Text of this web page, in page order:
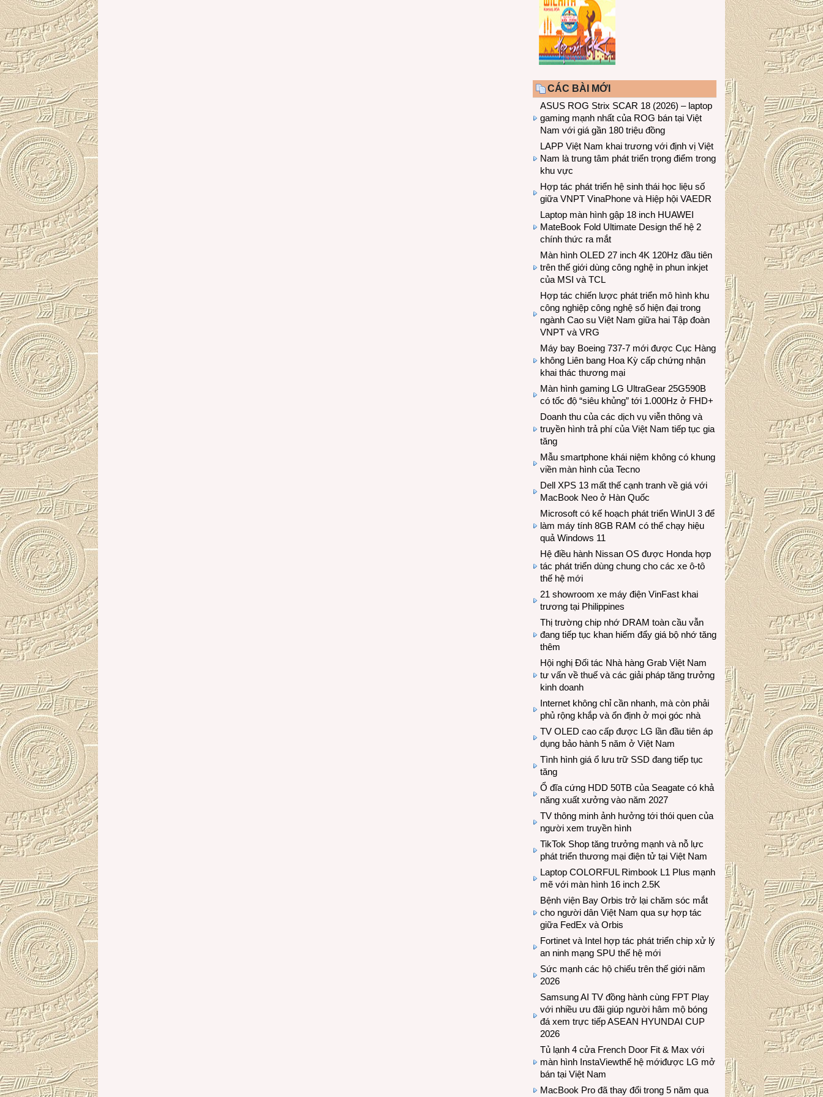
CÁC BÀI MỚI
ASUS ROG Strix SCAR 18 (2026) – laptop
gaming mạnh nhất của ROG bán tại Việt
Nam với giá gần 180 triệu đồng
LAPP Việt Nam khai trương với định vị Việt
Nam là trung tâm phát triển trọng điểm trong
khu vực
Hợp tác phát triển hệ sinh thái học liệu số
giữa VNPT VinaPhone và Hiệp hội VAEDR
Laptop màn hình gập 18 inch HUAWEI
MateBook Fold Ultimate Design thế hệ 2
chính thức ra mắt
Màn hình OLED 27 inch 4K 120Hz đầu tiên
trên thế giới dùng công nghệ in phun inkjet
của MSI và TCL
Hợp tác chiến lược phát triển mô hình khu
công nghiệp công nghệ số hiện đại trong
ngành Cao su Việt Nam giữa hai Tập đoàn
VNPT và VRG
Máy bay Boeing 737-7 mới được Cục Hàng
không Liên bang Hoa Kỳ cấp chứng nhận
khai thác thương mại
Màn hình gaming LG UltraGear 25G590B
có tốc độ “siêu khủng” tới 1.000Hz ở FHD+
Doanh thu của các dịch vụ viễn thông và
truyền hình trả phí của Việt Nam tiếp tục gia
tăng
Mẫu smartphone khái niệm không có khung
viền màn hình của Tecno
Dell XPS 13 mất thế cạnh tranh về giá với
MacBook Neo ở Hàn Quốc
Microsoft có kế hoạch phát triển WinUI 3 để
làm máy tính 8GB RAM có thể chạy hiệu
quả Windows 11
Hệ điều hành Nissan OS được Honda hợp
tác phát triển dùng chung cho các xe ô-tô
thế hệ mới
21 showroom xe máy điện VinFast khai
trương tại Philippines
Thị trường chip nhớ DRAM toàn cầu vẫn
đang tiếp tục khan hiếm đẩy giá bộ nhớ tăng
thêm
Hội nghị Đối tác Nhà hàng Grab Việt Nam
tư vấn về thuế và các giải pháp tăng trưởng
kinh doanh
Internet không chỉ cần nhanh, mà còn phải
phủ rộng khắp và ổn định ở mọi góc nhà
TV OLED cao cấp được LG lần đầu tiên áp
dụng bảo hành 5 năm ở Việt Nam
Tình hình giá ổ lưu trữ SSD đang tiếp tục
tăng
Ổ đĩa cứng HDD 50TB của Seagate có khả
năng xuất xưởng vào năm 2027
TV thông minh ảnh hưởng tới thói quen của
người xem truyền hình
TikTok Shop tăng trưởng mạnh và nỗ lực
phát triển thương mại điện tử tại Việt Nam
Laptop COLORFUL Rimbook L1 Plus mạnh
mẽ với màn hình 16 inch 2.5K
Bệnh viện Bay Orbis trở lại chăm sóc mắt
cho người dân Việt Nam qua sự hợp tác
giữa FedEx và Orbis
Fortinet và Intel hợp tác phát triển chip xử lý
an ninh mạng SPU thế hệ mới
Sức mạnh các hộ chiếu trên thế giới năm
2026
Samsung AI TV đồng hành cùng FPT Play
với nhiều ưu đãi giúp người hâm mộ bóng
đá xem trực tiếp ASEAN HYUNDAI CUP
2026
Tủ lạnh 4 cửa French Door Fit & Max với
màn hình InstaViewthế hệ mớiđược LG mở
bán tại Việt Nam
MacBook Pro đã thay đổi trong 5 năm qua